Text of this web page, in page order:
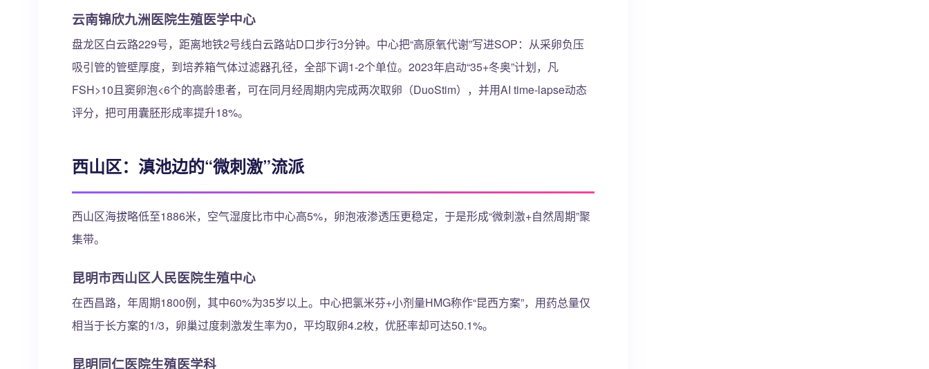
云南锦欣九洲医院生殖医学中心
盘龙区白云路229号，距离地铁2号线白云路站D口步行3分钟。中心把“高原氧代谢”写进SOP：从采卵负压
吸引管的管壁厚度，到培养箱气体过滤器孔径，全部下调1-2个单位。2023年启动“35+冬奥”计划，凡
FSH>10且窦卵泡<6个的高龄患者，可在同月经周期内完成两次取卵（DuoStim），并用AI time-lapse动态
评分，把可用囊胚形成率提升18%。
西山区：滇池边的“微刺激”流派
西山区海拔略低至1886米，空气湿度比市中心高5%，卵泡液渗透压更稳定，于是形成“微刺激+自然周期”聚
集带。
昆明市西山区人民医院生殖中心
在西昌路，年周期1800例，其中60%为35岁以上。中心把氯米芬+小剂量HMG称作“昆西方案”，用药总量仅
相当于长方案的1/3，卵巢过度刺激发生率为0，平均取卵4.2枚，优胚率却可达50.1%。
昆明同仁医院生殖医学科